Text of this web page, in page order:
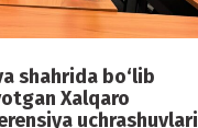
shahrida bo‘lib
Xalqaro
uchrashuvlari